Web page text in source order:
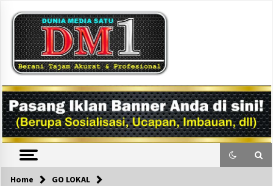
content
DM1
Home GO LOKAL